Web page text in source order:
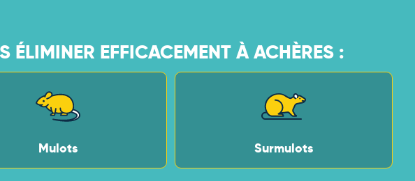
ÉLIMINER EFFICACEMENT À ACHÈRES :
Mulots Surmulots